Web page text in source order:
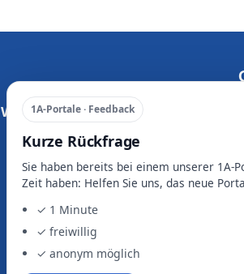
1A-Portale · Feedback
Kurze Rückfrage
Sie haben bereits bei einem unserer 1A-
Zeit haben: Helfen Sie uns, das neue
✓ 1 Minute
✓ freiwillig
✓ anonym möglich
Wohnung Mieten
Coswig